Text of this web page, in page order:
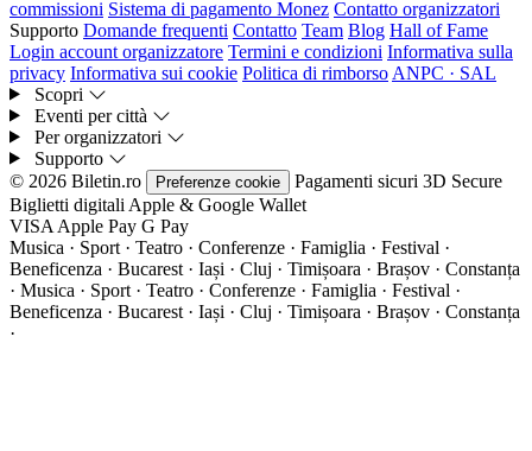
commissioni Sistema di pagamento Monez Contatto organizzatori
Supporto Domande frequenti Contatto Team Blog Hall of Fame
Login account organizzatore Termini e condizioni Informativa sulla
privacy Informativa sui cookie Politica di rimborso ANPC · SAL
Scopri
Eventi per città
Per organizzatori
Supporto
© 2026 Biletin.ro
Preferenze cookie Pagamenti sicuri 3D Secure
Biglietti digitali Apple & Google Wallet
VISA Apple Pay G Pay
Musica · Sport · Teatro · Conferenze · Famiglia · Festival ·
Beneficenza · Bucarest · Iași · Cluj · Timișoara · Brașov · Constanța
· Musica · Sport · Teatro · Conferenze · Famiglia · Festival ·
Beneficenza · Bucarest · Iași · Cluj · Timișoara · Brașov · Constanța
·